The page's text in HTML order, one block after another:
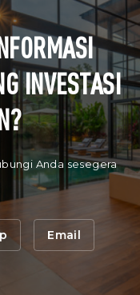
INVESTASI
Anda sesegera
Email